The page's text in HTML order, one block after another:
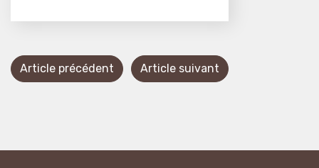
Article précédent Article suivant